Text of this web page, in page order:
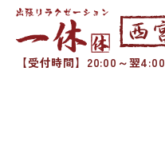
【受付時間】20:00～翌4:00